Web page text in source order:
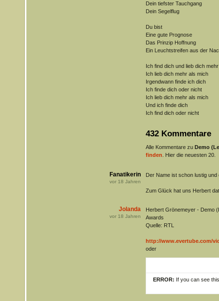
Dein tiefster Tauchgang
Dein Segelflug
Du bist
Eine gute Prognose
Das Prinzip Hoffnung
Ein Leuchtstreifen aus der
Ich find dich und lieb dich
Ich lieb dich mehr als mich
Irgendwann finde ich dich
Ich finde dich oder nicht
Ich lieb dich mehr als mich
Und ich finde dich
Ich find dich oder nicht
432 Kommentare
Alle Kommentare zu Demo
finden . Hier die neuesten 20.
Fanatikerin
vor 18 Jahren
Der Name ist schon lustig
Zum Glück hat uns Herbert
Jolanda
vor 18 Jahren
Herbert Grönemeyer - Demo
Awards
Quelle: RTL
http://www.evertube.com/
oder
ERROR: If you can see